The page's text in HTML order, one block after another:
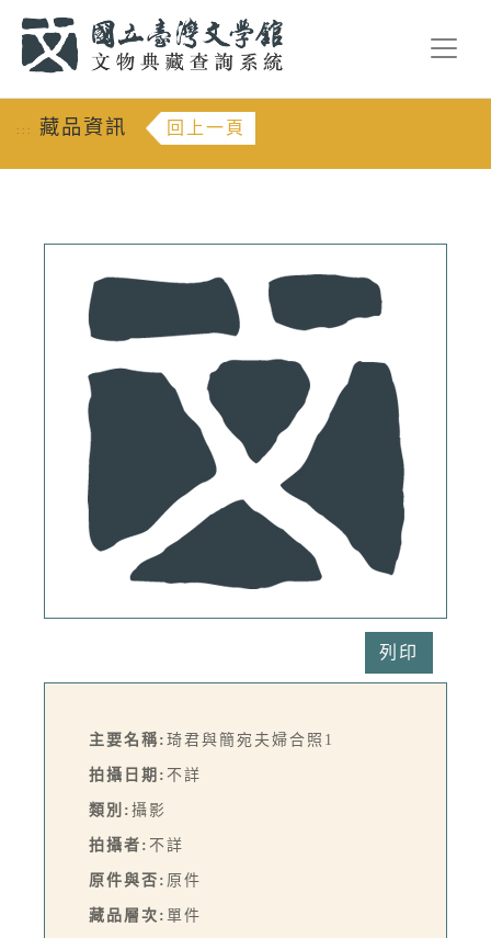
::: 藏品資訊 回上一頁
列印
主要名稱: 琦君與簡宛夫婦合照1
拍攝日期: 不詳
類別: 攝影
拍攝者: 不詳
原件與否: 原件
藏品層次: 單件